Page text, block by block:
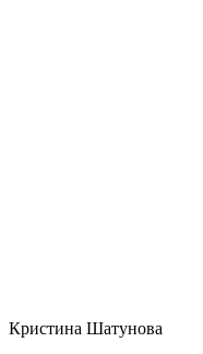
Кристина Шатунова